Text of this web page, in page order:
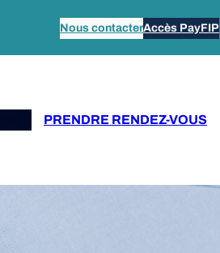
Nous contacterAccès PayFIP
PRENDRE RENDEZ-VOUS